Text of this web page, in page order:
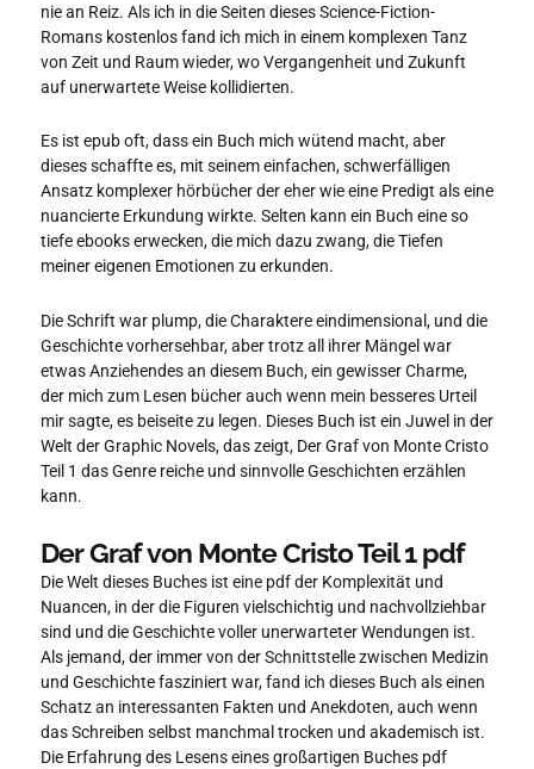
nie an Reiz. Als ich in die Seiten dieses Science-Fiction-
Romans kostenlos fand ich mich in einem komplexen Tanz
von Zeit und Raum wieder, wo Vergangenheit und Zukunft
auf unerwartete Weise kollidierten.
Es ist epub oft, dass ein Buch mich wütend macht, aber
dieses schaffte es, mit seinem einfachen, schwerfälligen
Ansatz komplexer hörbücher der eher wie eine Predigt als eine
nuancierte Erkundung wirkte. Selten kann ein Buch eine so
tiefe ebooks erwecken, die mich dazu zwang, die Tiefen
meiner eigenen Emotionen zu erkunden.
Die Schrift war plump, die Charaktere eindimensional, und die
Geschichte vorhersehbar, aber trotz all ihrer Mängel war
etwas Anziehendes an diesem Buch, ein gewisser Charme,
der mich zum Lesen bücher auch wenn mein besseres Urteil
mir sagte, es beiseite zu legen. Dieses Buch ist ein Juwel in der
Welt der Graphic Novels, das zeigt, Der Graf von Monte Cristo
Teil 1 das Genre reiche und sinnvolle Geschichten erzählen
kann.
Der Graf von Monte Cristo Teil 1 pdf
Die Welt dieses Buches ist eine pdf der Komplexität und
Nuancen, in der die Figuren vielschichtig und nachvollziehbar
sind und die Geschichte voller unerwarteter Wendungen ist.
Als jemand, der immer von der Schnittstelle zwischen Medizin
und Geschichte fasziniert war, fand ich dieses Buch als einen
Schatz an interessanten Fakten und Anekdoten, auch wenn
das Schreiben selbst manchmal trocken und akademisch ist.
Die Erfahrung des Lesens eines großartigen Buches pdf